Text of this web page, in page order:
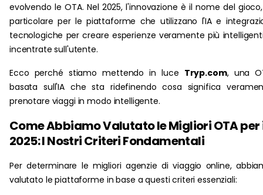
evolvendo le OTA. Nel 2025, l'innovazione è il nome del
particolare per le piattaforme che utilizzano l'IA e
tecnologiche per creare esperienze veramente più
incentrate sull'utente.
Ecco perché stiamo mettendo in luce Tryp.com, una
basata sull'IA che sta ridefinendo cosa significa
prenotare viaggi in modo intelligente.
Come Abbiamo Valutato le Migliori OTA per
2025: I Nostri Criteri Fondamentali
Per determinare le migliori agenzie di viaggio online,
valutato le piattaforme in base a questi criteri essenziali: